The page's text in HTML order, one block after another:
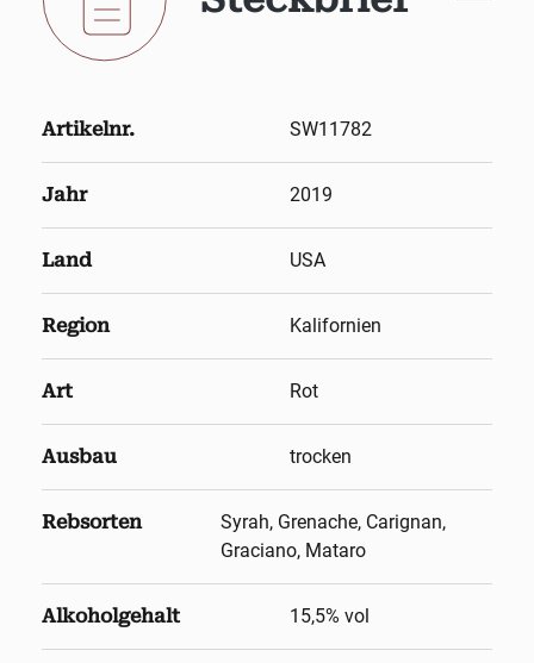
Artikelnr. SW11782
Jahr 2019
Land USA
Region Kalifornien
Art Rot
Ausbau trocken
Rebsorten
Syrah, Grenache, Carignan,
Graciano, Mataro
Alkoholgehalt 15,5% vol